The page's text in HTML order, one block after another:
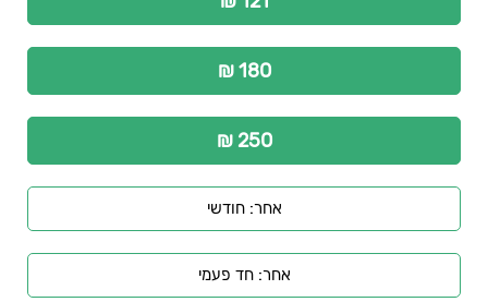
180 ₪
250 ₪
אחר: חודשי
אחר: חד פעמי